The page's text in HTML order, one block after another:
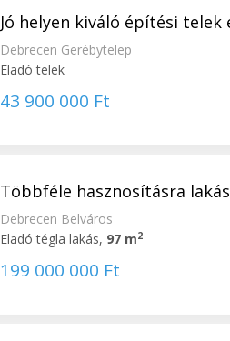
Jó helyen kiváló építési telek
Debrecen Gerébytelep
Eladó telek
43 900 000 Ft
Többféle hasznosításra
Debrecen Belváros
Eladó tégla lakás, 97 m2
199 000 000 Ft